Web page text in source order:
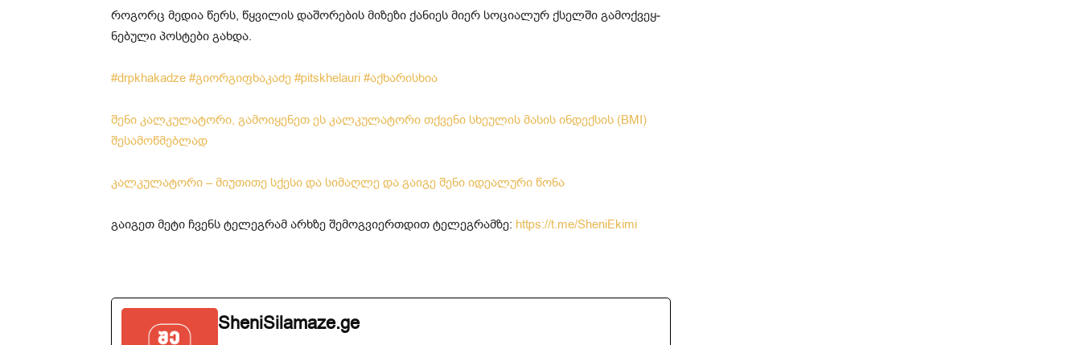
როგორც მე­დია წერს, წყვი­ლის და­შო­რე­ბის მი­ზე­ზი ქა­ნი­ეს მიერ სო­ცი­ა­ლურ ქსელ­ში გა­მოქ­ვეყ­
ნე­ბუ­ლი პოს­ტე­ბი გახ­და.
#drpkhakadze #გიორგიფხაკაძე #pitskhelauri #აქხარისხია
შენი კალკულატორი, გამოიყენეთ ეს კალკულატორი თქვენი სხეულის მასის ინდექსის (BMI)
შესამოწმებლად
კალკულატორი – მიუთითე სქესი და სიმაღლე და გაიგე შენი იდეალური წონა
გაიგეთ მეტი ჩვენს ტელეგრამ არხზე შემოგვიერთდით ტელეგრამზე: https://t.me/SheniEkimi
SheniSilamaze.ge